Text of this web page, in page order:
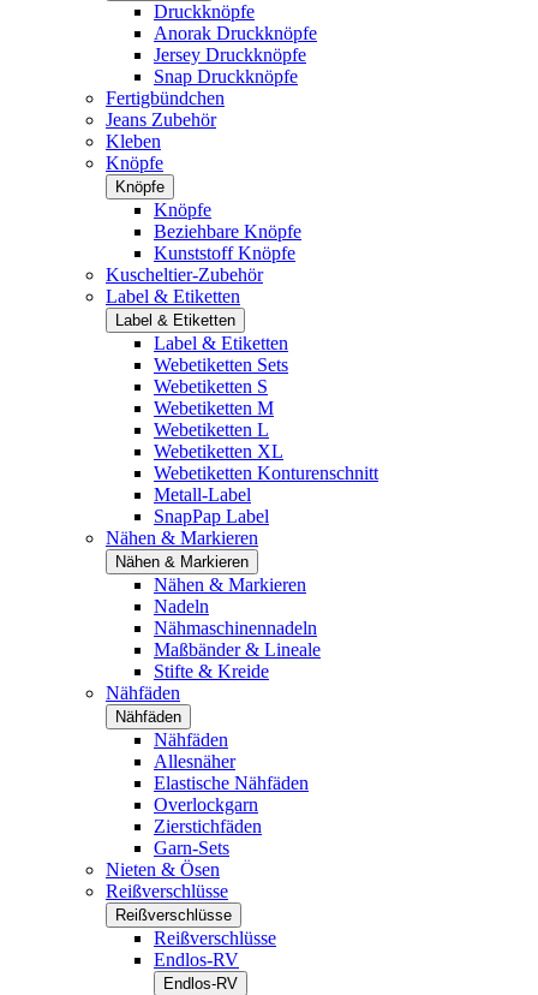
Druckknöpfe
Anorak Druckknöpfe
Jersey Druckknöpfe
Snap Druckknöpfe
Fertigbündchen
Jeans Zubehör
Kleben
Knöpfe
Knöpfe
Knöpfe
Beziehbare Knöpfe
Kunststoff Knöpfe
Kuscheltier-Zubehör
Label & Etiketten
Label & Etiketten
Label & Etiketten
Webetiketten Sets
Webetiketten S
Webetiketten M
Webetiketten L
Webetiketten XL
Webetiketten Konturenschnitt
Metall-Label
SnapPap Label
Nähen & Markieren
Nähen & Markieren
Nähen & Markieren
Nadeln
Nähmaschinennadeln
Maßbänder & Lineale
Stifte & Kreide
Nähfäden
Nähfäden
Nähfäden
Allesnäher
Elastische Nähfäden
Overlockgarn
Zierstichfäden
Garn-Sets
Nieten & Ösen
Reißverschlüsse
Reißverschlüsse
Reißverschlüsse
Endlos-RV
Endlos-RV